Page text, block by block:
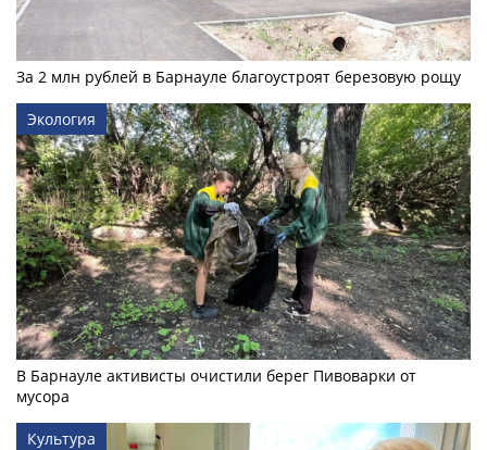
За 2 млн рублей в Барнауле благоустроят березовую рощу
Экология
В Барнауле активисты очистили берег Пивоварки от
мусора
Культура